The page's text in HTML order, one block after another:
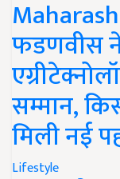
फडणवीस ने
सम्मान,
मिली नई
Lifestyle